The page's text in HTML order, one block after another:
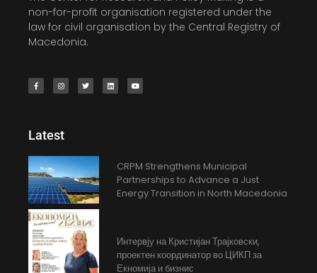
non-for-profit organisation registered under the
law for civil organisation by the Central Registry of
Macedonia.
Latest
CRPM Strengthens Municipal
Partnerships to Advance a Just
Energy Transition in North Macedonia
Интервју на Кристијан Трајковски,
проектен координатор во ЦИКП за
Екномија и бизнис